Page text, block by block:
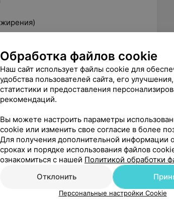
терапии»;
категория;
ГУО «БелМАПО»;
реабилитационные технологии»;
синдромов»;
Обработка файлов cookie
Наш сайт использует файлы cookie для
удобства пользователей сайта, его
статистики и предоставления
рекомендаций.
Вы можете настроить параметры
cookie или изменить свое согласие в более
Для получения дополнительной информации
сроках и порядке использования файлов
ознакомиться с нашей Политикой обработки
Отклонить
Персональные настройки Cookie